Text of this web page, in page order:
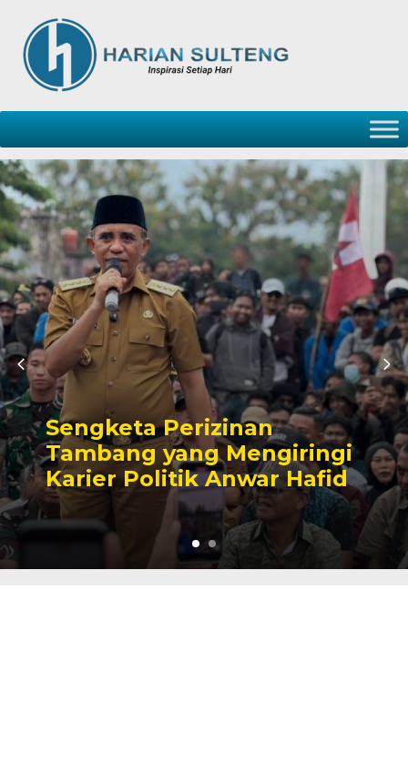
Sengketa Perizinan
Tambang yang Mengiringi
Karier Politik Anwar Hafid